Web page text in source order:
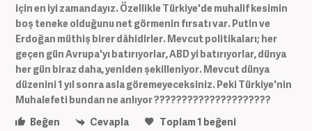
için en iyi zamandayız. Özellikle Türkiye'de muhalif kesimin
boş teneke olduğunu net görmenin fırsatı var. Putin ve
Erdoğan müthiş birer dâhidirler. Mevcut politikaları; her
geçen gün Avrupa'yı batırıyorlar, ABD yi batırıyorlar, dünya
her gün biraz daha, yeniden şekilleniyor. Mevcut dünya
düzenini 1 yıl sonra asla göremeyeceksiniz. Peki Türkiye'nin
Muhalefeti bundan ne anlıyor ?????????????????????
Beğen
Cevapla Toplam1 beğeni